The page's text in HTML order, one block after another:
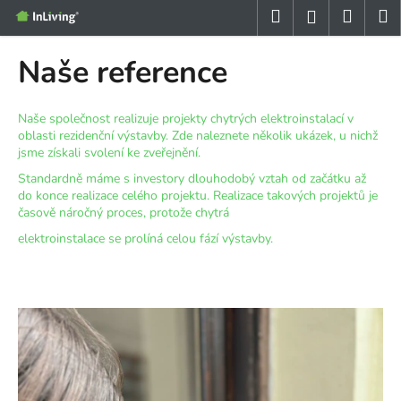
Přejít
obsah
HledatPřihlášení
Naše reference
Naše společnost realizuje projekty chytrých elektroinstalací v
oblasti rezidenční výstavby. Zde naleznete několik ukázek, u nichž
jsme získali svolení ke zveřejnění.
Standardně máme s investory dlouhodobý vztah od začátku až
do konce realizace celého projektu. Realizace takových projektů je
časově náročný proces, protože chytrá
elektroinstalace se prolíná celou fází výstavby.
V
ý
p
i
o
o
p
o
t
ř
e
j
e
t
e